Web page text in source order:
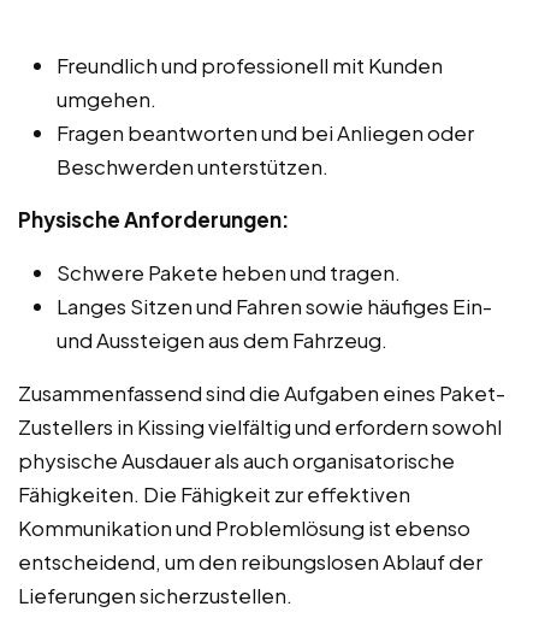
Freundlich und professionell mit Kunden
umgehen.
Fragen beantworten und bei Anliegen oder
Beschwerden unterstützen.
Physische Anforderungen:
Schwere Pakete heben und tragen.
Langes Sitzen und Fahren sowie häufiges Ein-
und Aussteigen aus dem Fahrzeug.
Zusammenfassend sind die Aufgaben eines Paket-
Zustellers in Kissing vielfältig und erfordern sowohl
physische Ausdauer als auch organisatorische
Fähigkeiten. Die Fähigkeit zur effektiven
Kommunikation und Problemlösung ist ebenso
entscheidend, um den reibungslosen Ablauf der
Lieferungen sicherzustellen.